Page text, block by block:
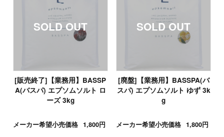
[販売終了]【業務用】BASSP
A(バスパ) エプソムソルト ロ
ーズ 3kg
メーカー希望小売価格 1,800円
[廃盤]【業務用】BASSPA(バ
スパ) エプソムソルト ゆず 3k
g
メーカー希望小売価格 1,800円